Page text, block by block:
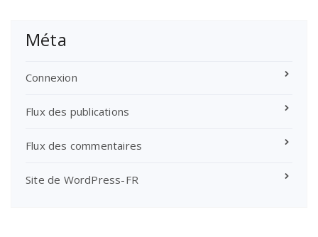
Méta
Connexion
Flux des publications
Flux des commentaires
Site de WordPress-FR